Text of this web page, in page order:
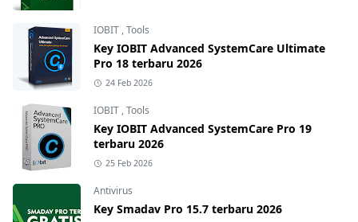
IOBIT ,Tools
Key IOBIT Advanced SystemCare Ultimate
Pro 18 terbaru 2026
24 Feb 2026
IOBIT ,Tools
Key IOBIT Advanced SystemCare Pro 19
terbaru 2026
25 Feb 2026
Antivirus
Key Smadav Pro 15.7 terbaru 2026